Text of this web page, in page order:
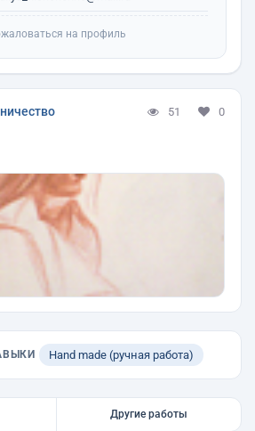
на профиль
51 0
Hand made (ручная работа)
Другие работы